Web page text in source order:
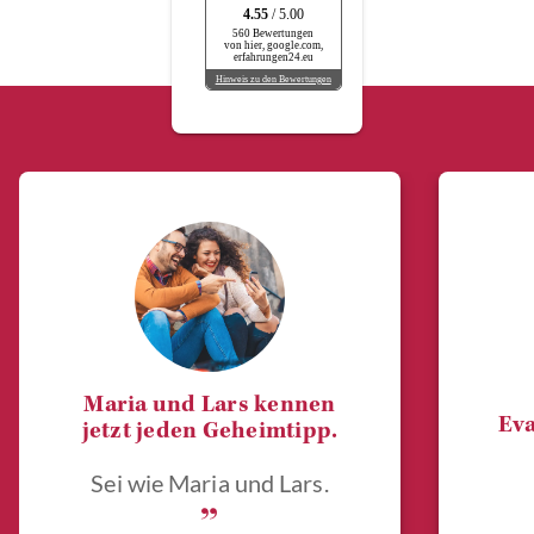
4.55 / 5.00
560 Bewertungen
von hier, google.com,
erfahrungen24.eu
Hinweis zu den Bewertungen
Maria und Lars kennen
jetzt jeden Geheimtipp.
Sei wie Maria und Lars.
„